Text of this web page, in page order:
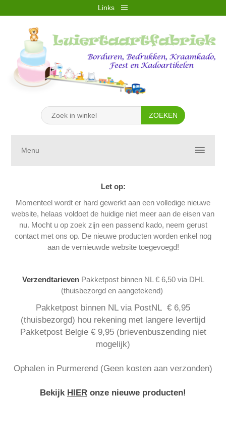
Links
REGISTREREN
WINKELWAGEN (0)
Menu
Let op:
Momenteel wordt er hard gewerkt aan een volledige nieuwe
website, helaas voldoet de huidige niet meer aan de eisen van
nu. Mocht u op zoek zijn een passend kado, neem gerust
contact met ons op. De nieuwe producten worden enkel nog
aan de vernieuwde website toegevoegd!
Verzendtarieven Pakketpost binnen NL € 6,50 via DHL
(thuisbezorgd en aangetekend)
Pakketpost binnen NL via PostNL € 6,95
(thuisbezorgd) hou rekening met langere levertijd
Pakketpost Belgie € 9,95 (brievenbuszending niet
mogelijk)
Ophalen in Purmerend (Geen kosten aan verzonden)
Bekijk HIER onze nieuwe producten!